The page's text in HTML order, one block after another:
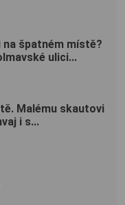
špatném místě?
ulici...
Malému skautovi
i s...